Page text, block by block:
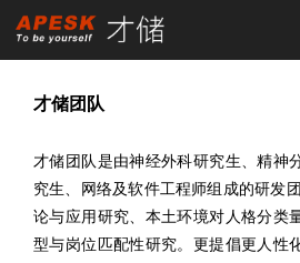
才储团队
才储团队是由神经外科研究生、精神
究生、网络及软件工程师组成的研发
论与应用研究、本土环境对人格分类
型与岗位匹配性研究。更提倡更人性